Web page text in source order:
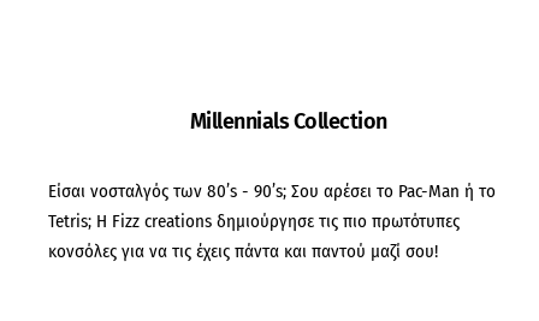
Millennials Collection
Είσαι νοσταλγός των 80’s - 90’s; Σου αρέσει το Pac-Man ή το
Tetris; Η Fizz creations δημιούργησε τις πιο πρωτότυπες
κονσόλες για να τις έχεις πάντα και παντού μαζί σου!